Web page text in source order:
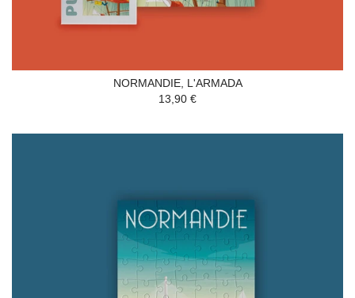
NORMANDIE, L'ARMADA
13,90 €